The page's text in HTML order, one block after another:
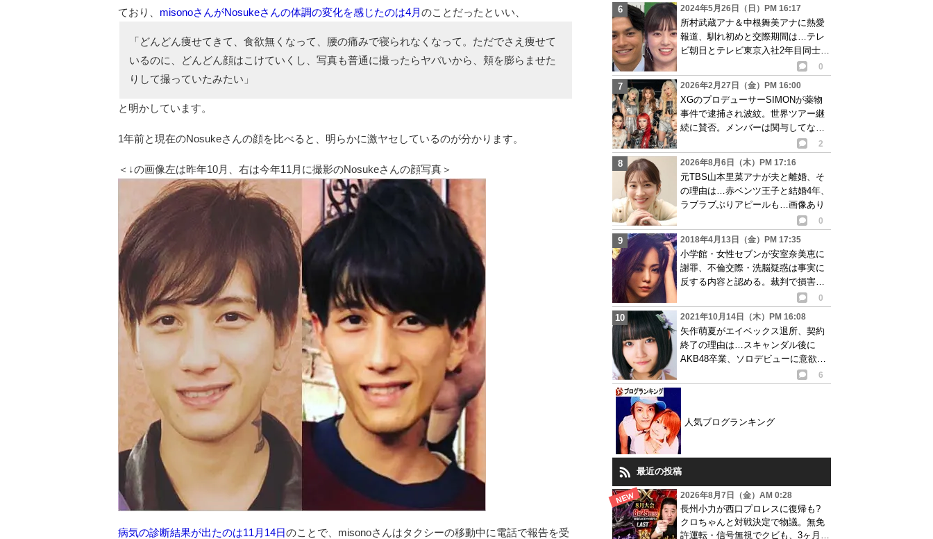
ており、 misonoさんがNosukeさんの体調の変化を感じたのは4月のことだったといい、
「どんどん痩せてきて、食欲無くなって、腰の痛みで寝られなくなって。ただでさえ痩せて
いるのに、どんどん顔はこけていくし、写真も普通に撮ったらヤバいから、頬を膨らませた
りして撮っていたみたい」
と明かしています。
1年前と現在のNosukeさんの顔を比べると、明らかに激ヤセしているのが分かります。
＜↓の画像左は昨年10月、右は今年11月に撮影のNosukeさんの顔写真＞
病気の診断結果が出たのは11月14日のことで、misonoさんはタクシーの移動中に電話で報告を受
2024年5月26日（日）PM 16:17
所村武蔵アナ＆中根舞美アナに熱愛
報道、馴れ初めと交際期間は…テレ
ビ朝日とテレビ東京入社2年目同士で
0
2026年2月27日（金）PM 16:00
XGのプロデューサーSIMONが薬物
事件で逮捕され波紋。世界ツアー継
続に賛否。メンバーは関与してない
2
2026年8月6日（木）PM 17:16
元TBS山本里菜アナが夫と離婚、そ
の理由は…赤ベンツ王子と結婚4年、
ラブラブぶりアピールも…画像あり
0
2018年4月13日（金）PM 17:35
小学館・女性セブンが安室奈美恵に
謝罪、不倫交際・洗脳疑惑は事実に
反する内容と認める。裁判で損害賠
0
2021年10月14日（木）PM 16:08
矢作萌夏がエイベックス退所、契約
終了の理由は…スキャンダル後に
AKB48卒業、ソロデビューに意欲も
6
人気ブログランキング
最近の投稿
2026年8月7日（金）AM 0:28
長州小力が西口プロレスに復帰も?
クロちゃんと対戦決定で物議。無免
許運転・信号無視でクビも、3ヶ月で